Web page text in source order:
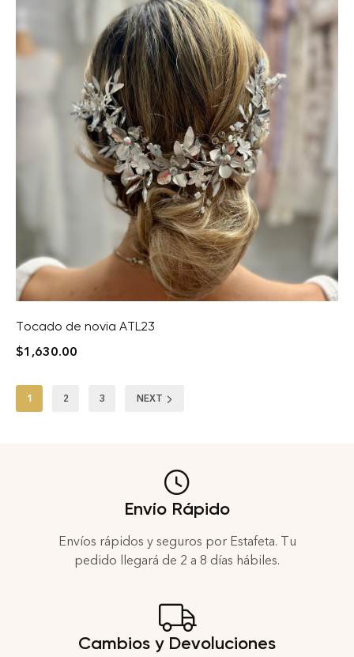
Tocado de novia ATL23
$1,630.00
1 2 3 NEXT
Envío Rápido
Envíos rápidos y seguros por Estafeta. Tu
pedido llegará de 2 a 8 días hábiles.
Cambios y Devoluciones